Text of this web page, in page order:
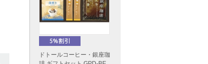
ドトールコーヒー・銀座珈